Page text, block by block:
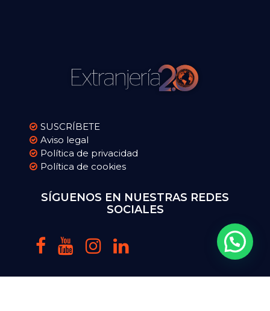
SUSCRÍBETE
Aviso legal
Política de privacidad
Política de cookies
SÍGUENOS EN NUESTRAS REDES
SOCIALES